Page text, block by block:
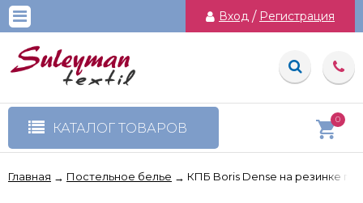
Вход / Регистрация
КАТАЛОГ ТОВАРОВ
0
Главная → Постельное белье → КПБ Boris Dense на резинке по